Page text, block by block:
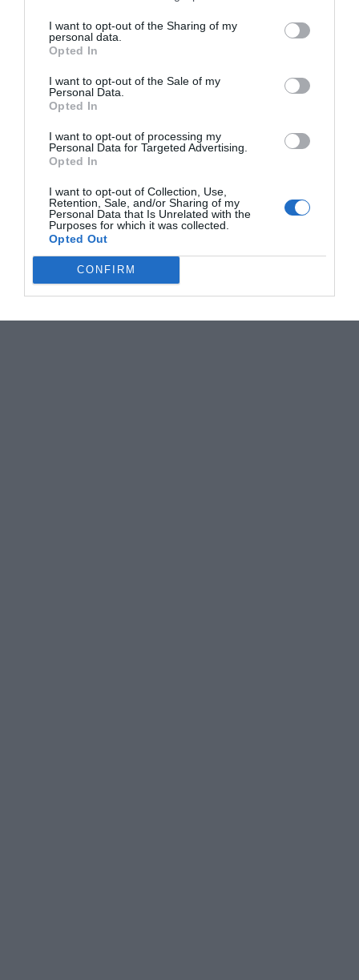
I want to opt-out of the Sharing of my
personal data.
Opted In
I want to opt-out of the Sale of my
Personal Data.
Opted In
I want to opt-out of processing my
Personal Data for Targeted Advertising.
Opted In
I want to opt-out of Collection, Use,
Retention, Sale, and/or Sharing of my
Personal Data that Is Unrelated with the
Purposes for which it was collected.
Opted Out
CONFIRM